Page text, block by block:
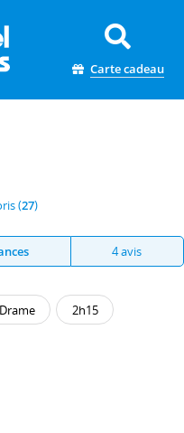
Carte cadeau
(27)
4 avis
Drame 2h15